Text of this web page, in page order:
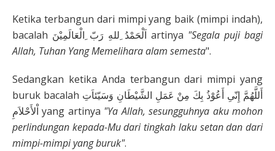
Ketika terbangun dari mimpi yang baik (mimpi indah),
bacalah اَلْحَمْدُ ِللهِ رَبّ ِالْعَالَمِيْنَ artinya "Segala puji bagi
Allah, Tuhan Yang Memelihara alam semesta".
Sedangkan ketika Anda terbangun dari mimpi yang
buruk bacalah أَللَّهُمَّ إِنّىِ أَعُوْذُ بِكَ مِنْ عَمَلِ الشَّيْطَانِ وَسَيّئاَتِ
اْلأَحْلاَمِ yang artinya "Ya Allah, sesungguhnya aku mohon
perlindungan kepada-Mu dari tingkah laku setan dan dari
mimpi-mimpi yang buruk".